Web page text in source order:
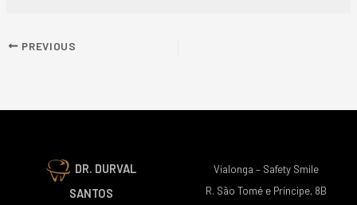
PREVIOUS
DR. DURVAL
SANTOS
Vialonga – Safety Smile
R. São Tomé e Príncipe, 8B